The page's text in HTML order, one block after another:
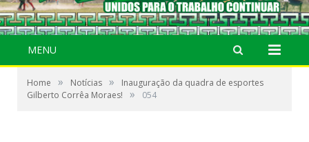
MENU
Home » Notícias »
Inauguração da quadra de esportes
Gilberto Corrêa Moraes!
» 054